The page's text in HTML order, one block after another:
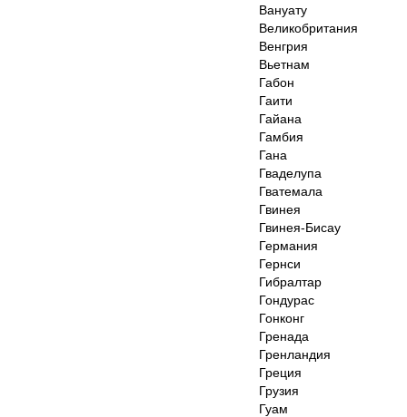
Вануату
Великобритания
Венгрия
Вьетнам
Габон
Гаити
Гайана
Гамбия
Гана
Гваделупа
Гватемала
Гвинея
Гвинея-Бисау
Германия
Гернси
Гибралтар
Гондурас
Гонконг
Гренада
Гренландия
Греция
Грузия
Гуам